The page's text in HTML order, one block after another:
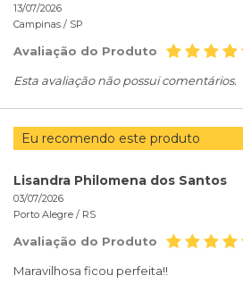
13/07/2026
Campinas / SP
Avaliação do Produto
Esta avaliação não possui comentários.
Eu recomendo este produto
Lisandra Philomena dos Santos
03/07/2026
Porto Alegre / RS
Avaliação do Produto
Maravilhosa ficou perfeita!!